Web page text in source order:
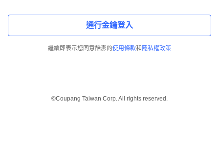
通行金鑰登入
繼續即表示您同意酷澎的使用條款和 隱私權政策
©Coupang Taiwan Corp. All rights reserved.